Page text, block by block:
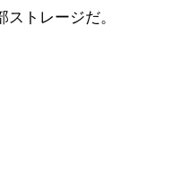
トレージだ。